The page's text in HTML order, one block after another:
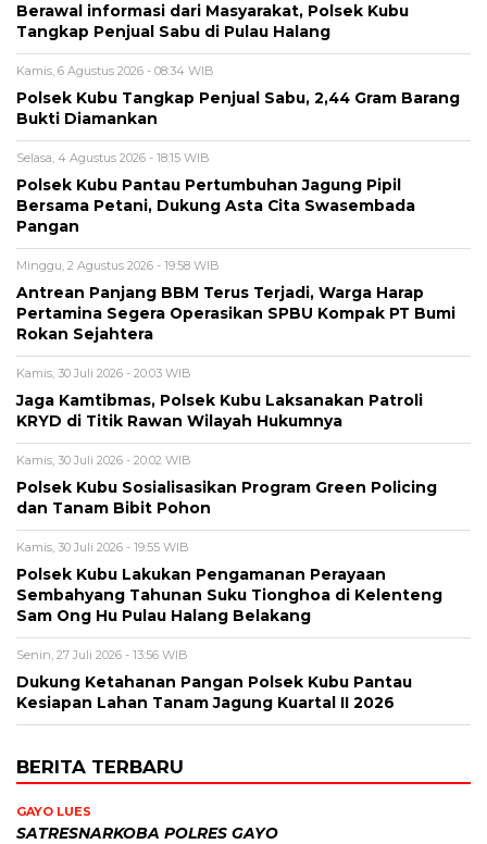
Berawal informasi dari Masyarakat, Polsek Kubu
Tangkap Penjual Sabu di Pulau Halang
Kamis, 6 Agustus 2026 - 08:34 WIB
Polsek Kubu Tangkap Penjual Sabu, 2,44 Gram Barang
Bukti Diamankan
Selasa, 4 Agustus 2026 - 18:15 WIB
Polsek Kubu Pantau Pertumbuhan Jagung Pipil
Bersama Petani, Dukung Asta Cita Swasembada
Pangan
Minggu, 2 Agustus 2026 - 19:58 WIB
Antrean Panjang BBM Terus Terjadi, Warga Harap
Pertamina Segera Operasikan SPBU Kompak PT Bumi
Rokan Sejahtera
Kamis, 30 Juli 2026 - 20:03 WIB
Jaga Kamtibmas, Polsek Kubu Laksanakan Patroli
KRYD di Titik Rawan Wilayah Hukumnya
Kamis, 30 Juli 2026 - 20:02 WIB
Polsek Kubu Sosialisasikan Program Green Policing
dan Tanam Bibit Pohon
Kamis, 30 Juli 2026 - 19:55 WIB
Polsek Kubu Lakukan Pengamanan Perayaan
Sembahyang Tahunan Suku Tionghoa di Kelenteng
Sam Ong Hu Pulau Halang Belakang
Senin, 27 Juli 2026 - 13:56 WIB
Dukung Ketahanan Pangan Polsek Kubu Pantau
Kesiapan Lahan Tanam Jagung Kuartal II 2026
BERITA TERBARU
GAYO LUES
SATRESNARKOBA POLRES GAYO